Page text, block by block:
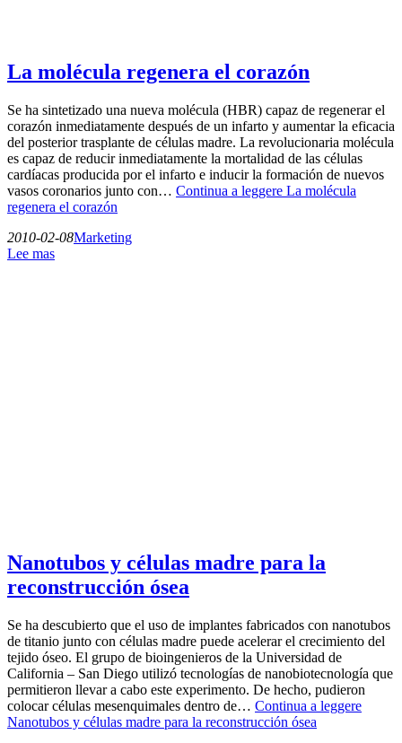
La molécula regenera el corazón
Se ha sintetizado una nueva molécula (HBR) capaz de regenerar el
corazón inmediatamente después de un infarto y aumentar la eficacia
del posterior trasplante de células madre. La revolucionaria molécula
es capaz de reducir inmediatamente la mortalidad de las células
cardíacas producida por el infarto e inducir la formación de nuevos
vasos coronarios junto con… Continua a leggere La molécula
regenera el corazón
2010-02-08Marketing
Lee mas
Nanotubos y células madre para la
reconstrucción ósea
Se ha descubierto que el uso de implantes fabricados con nanotubos
de titanio junto con células madre puede acelerar el crecimiento del
tejido óseo. El grupo de bioingenieros de la Universidad de
California – San Diego utilizó tecnologías de nanobiotecnología que
permitieron llevar a cabo este experimento. De hecho, pudieron
colocar células mesenquimales dentro de… Continua a leggere
Nanotubos y células madre para la reconstrucción ósea